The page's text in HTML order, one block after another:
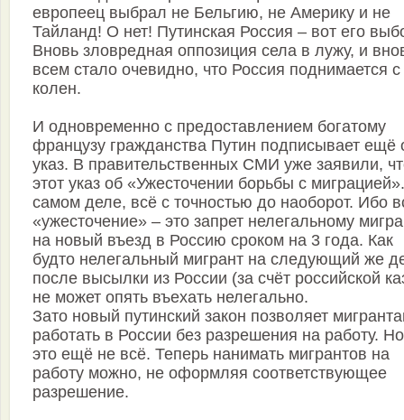
европеец выбрал не Бельгию, не Америку и не
Тайланд! О нет! Путинская Россия – вот его
Вновь зловредная оппозиция села в лужу, и
всем стало очевидно, что Россия поднимается с
колен.
И одновременно с предоставлением богатому
французу гражданства Путин подписывает ещё
указ. В правительственных СМИ уже заявили,
этот указ об «Ужесточении борьбы с
самом деле, всё с точностью до наоборот. Ибо
«ужесточение» – это запрет нелегальному
на новый въезд в Россию сроком на 3 года. Как
будто нелегальный мигрант на следующий же
после высылки из России (за счёт российской
не может опять въехать нелегально.
Зато новый путинский закон позволяет
работать в России без разрешения на работу.
это ещё не всё. Теперь нанимать мигрантов на
работу можно, не оформляя соответствующее
разрешение.